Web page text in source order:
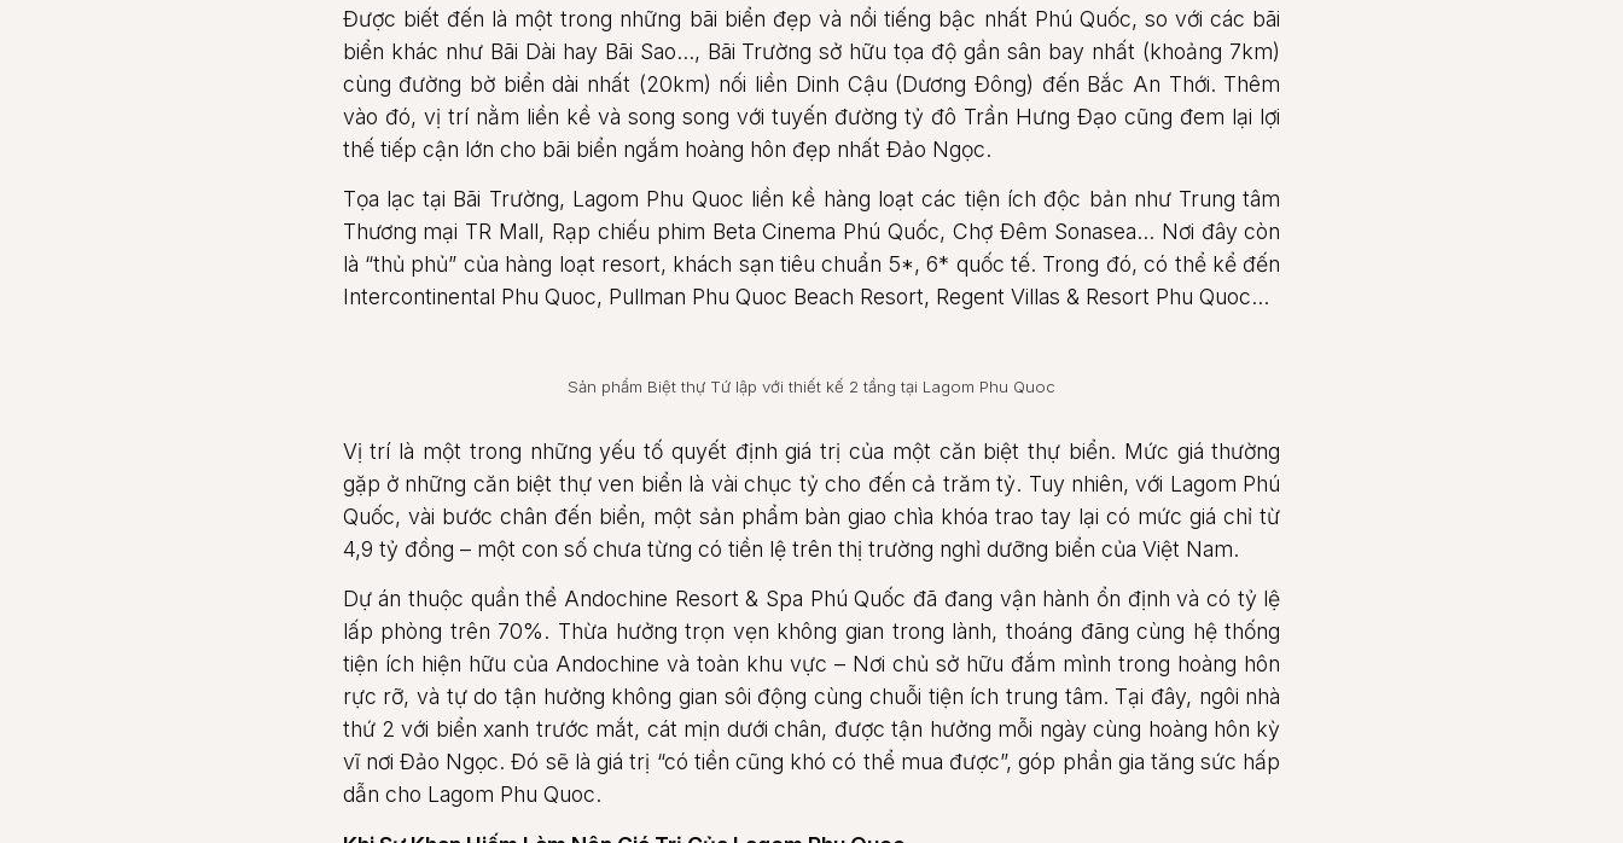
Được biết đến là một trong những bãi biển đẹp và nổi tiếng bậc nhất Phú Quốc, so với các bãi
biển khác như Bãi Dài hay Bãi Sao…, Bãi Trường sở hữu tọa độ gần sân bay nhất (khoảng 7km)
cùng đường bờ biển dài nhất (20km) nối liền Dinh Cậu (Dương Đông) đến Bắc An Thới. Thêm
vào đó, vị trí nằm liền kề và song song với tuyến đường tỷ đô Trần Hưng Đạo cũng đem lại lợi
thế tiếp cận lớn cho bãi biển ngắm hoàng hôn đẹp nhất Đảo Ngọc.
Tọa lạc tại Bãi Trường, Lagom Phu Quoc liền kề hàng loạt các tiện ích độc bản như Trung tâm
Thương mại TR Mall, Rạp chiếu phim Beta Cinema Phú Quốc, Chợ Đêm Sonasea… Nơi đây còn
là “thủ phủ” của hàng loạt resort, khách sạn tiêu chuẩn 5*, 6* quốc tế. Trong đó, có thể kể đến
Intercontinental Phu Quoc, Pullman Phu Quoc Beach Resort, Regent Villas & Resort Phu Quoc…
Sản phẩm Biệt thự Tứ lập với thiết kế 2 tầng tại Lagom Phu Quoc
Vị trí là một trong những yếu tố quyết định giá trị của một căn biệt thự biển. Mức giá thường
gặp ở những căn biệt thự ven biển là vài chục tỷ cho đến cả trăm tỷ. Tuy nhiên, với Lagom Phú
Quốc, vài bước chân đến biển, một sản phẩm bàn giao chìa khóa trao tay lại có mức giá chỉ từ
4,9 tỷ đồng – một con số chưa từng có tiền lệ trên thị trường nghỉ dưỡng biển của Việt Nam.
Dự án thuộc quần thể Andochine Resort & Spa Phú Quốc đã đang vận hành ổn định và có tỷ lệ
lấp phòng trên 70%. Thừa hưởng trọn vẹn không gian trong lành, thoáng đãng cùng hệ thống
tiện ích hiện hữu của Andochine và toàn khu vực – Nơi chủ sở hữu đắm mình trong hoàng hôn
rực rỡ, và tự do tận hưởng không gian sôi động cùng chuỗi tiện ích trung tâm. Tại đây, ngôi nhà
thứ 2 với biển xanh trước mắt, cát mịn dưới chân, được tận hưởng mỗi ngày cùng hoàng hôn kỳ
vĩ nơi Đảo Ngọc. Đó sẽ là giá trị “có tiền cũng khó có thể mua được”, góp phần gia tăng sức hấp
dẫn cho Lagom Phu Quoc.